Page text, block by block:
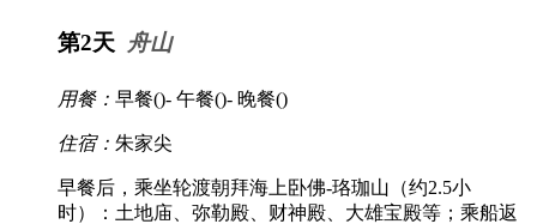
第2天 舟山
用餐： 早餐()- 午餐()- 晚餐()
住宿： 朱家尖
早餐后，乘坐轮渡朝拜海上卧佛-珞珈山（约2.5小
时）：土地庙、弥勒殿、财神殿、大雄宝殿等；乘船返